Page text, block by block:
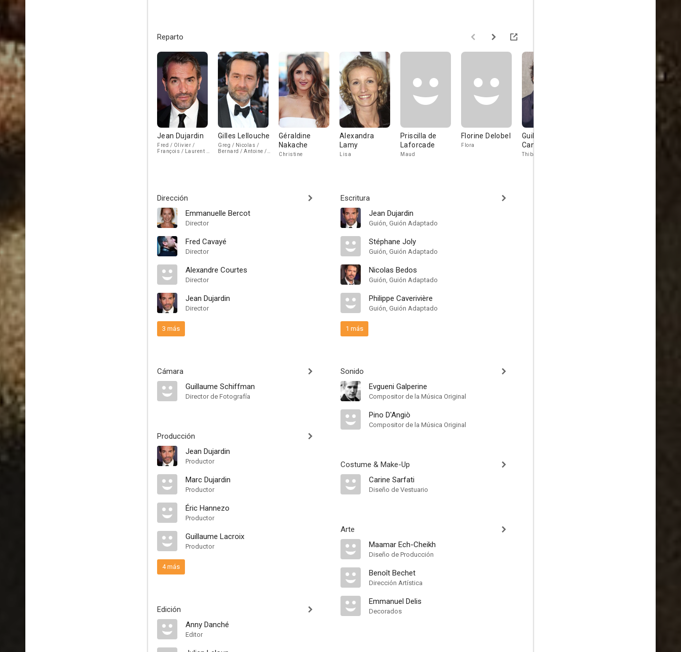
Reparto
Jean Dujardin
Fred / Olivier /
François / Laurent /
Gilles Lellouche
Greg / Nicolas /
Bernard / Antoine /
Géraldine
Nakache
Christine
Alexandra
Lamy
Lisa
Priscilla de
Laforcade
Maud
Florine Delobel
Flora
Guillaume
Canet
Thibault
Dirección
Emmanuelle Bercot
Director
Fred Cavayé
Director
Alexandre Courtes
Director
Jean Dujardin
Director
3 más
Cámara
Guillaume Schiffman
Director de Fotografía
Producción
Jean Dujardin
Productor
Marc Dujardin
Productor
Éric Hannezo
Productor
Guillaume Lacroix
Productor
4 más
Edición
Anny Danché
Editor
Escritura
Jean Dujardin
Guión, Guión Adaptado
Stéphane Joly
Guión, Guión Adaptado
Nicolas Bedos
Guión, Guión Adaptado
Philippe Caverivière
Guión, Guión Adaptado
1 más
Sonido
Evgueni Galperine
Compositor de la Música Original
Pino D'Angiò
Compositor de la Música Original
Costume & Make-Up
Carine Sarfati
Diseño de Vestuario
Arte
Maamar Ech-Cheikh
Diseño de Producción
Benoît Bechet
Dirección Artística
Emmanuel Delis
Decorados